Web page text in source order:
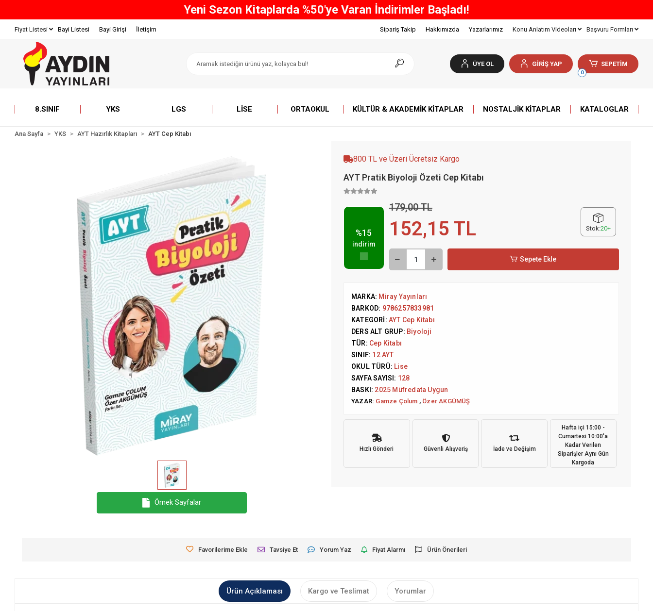
800 TL ve Üzeri Tüm Alışverişlerinizde ÜCRETSİZ KARGO!
Fiyat Listesi Bayi Listesi Bayi Girişi İletişim Sipariş Takip Hakkımızda Yazarlarımız Konu Anlatım Videoları Başvuru Formları
ÜYE OL GİRİŞ YAP
0
SEPETİM
8.SINIF YKS LGS LISE ORTAOKUL KÜLTÜR & AKADEMIK KITAPLAR NOSTALJIK KITAPLAR KATALOGLAR
Ana Sayfa YKS AYT Hazırlık Kitapları AYT Cep Kitabı
Örnek Sayfalar
800 TL ve Üzeri Ücretsiz Kargo
AYT Pratik Biyoloji Özeti Cep Kitabı
%15
indirim
179,00 TL
152,15 TL Stok:20+
Sepete Ekle
MARKA: Miray Yayınları
BARKOD: 9786257833981
KATEGORI: AYT Cep Kitabı
DERS ALT GRUP: Biyoloji
TÜR: Cep Kitabı
SINIF: 12 AYT
OKUL TÜRÜ: Lise
SAYFA SAYISI: 128
BASKI: 2025 Müfredata Uygun
YAZAR: Gamze Çolum , Özer AKGÜMÜŞ
Hızlı Gönderi Güvenli Alışveriş İade ve Değişim
Hafta içi 15:00 -
Cumartesi 10:00'a
Kadar Verilen
Siparişler Aynı Gün
Kargoda
Favorilerime Ekle Tavsiye Et Yorum Yaz Fiyat Alarmı Ürün Önerileri
Ürün Açıklaması Kargo ve Teslimat Yorumlar